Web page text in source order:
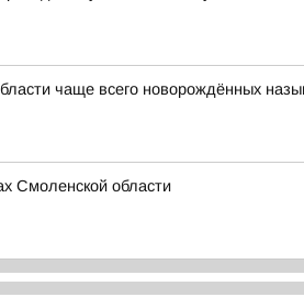
чаще всего новорождённых
Смоленской области